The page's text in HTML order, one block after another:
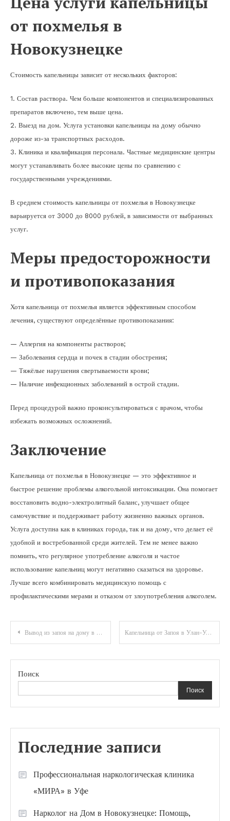
от похмелья в
Новокузнецке
Стоимость капельницы зависит от нескольких факторов:
1. Состав раствора. Чем больше компонентов и специализированных
препаратов включено, тем выше цена.
2. Выезд на дом. Услуга установки капельницы на дому обычно
дороже из-за транспортных расходов.
3. Клиника и квалификация персонала. Частные медицинские центры
могут устанавливать более высокие цены по сравнению с
государственными учреждениями.
В среднем стоимость капельницы от похмелья в Новокузнецке
варьируется от 3000 до 8000 рублей, в зависимости от выбранных
услуг.
Меры предосторожности
и противопоказания
Хотя капельница от похмелья является эффективным способом
лечения, существуют определённые противопоказания:
— Аллергия на компоненты растворов;
— Заболевания сердца и почек в стадии обострения;
— Тяжёлые нарушения свертываемости крови;
— Наличие инфекционных заболеваний в острой стадии.
Перед процедурой важно проконсультироваться с врачом, чтобы
избежать возможных осложнений.
Заключение
Капельница от похмелья в Новокузнецке — это эффективное и
быстрое решение проблемы алкогольной интоксикации. Она помогает
восстановить водно-электролитный баланс, улучшает общее
самочувствие и поддерживает работу жизненно важных органов.
Услуга доступна как в клиниках города, так и на дому, что делает её
удобной и востребованной среди жителей. Тем не менее важно
помнить, что регулярное употребление алкоголя и частое
использование капельниц могут негативно сказаться на здоровье.
Лучше всего комбинировать медицинскую помощь с
профилактическими мерами и отказом от злоупотребления алкоголем.
Навигация
по
записям
Вывод из запоя на дому в Новокузнецке: современный подход к решению проблемы алкоголизма Капельница от Запоя в Улан-Удэ: Профессиональная Помощь и Полный Восстановительный Комплекс
Поиск
Поиск
Последние записи
Профессиональная наркологическая клиника
«МИРА» в Уфе
Нарколог на Дом в Новокузнецке: Помощь,